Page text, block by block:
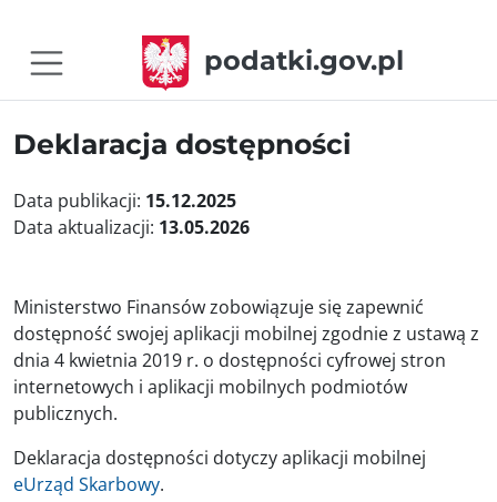
podatki.gov.pl
Deklaracja dostępności
Data publikacji: 15.12.2025
Data aktualizacji: 13.05.2026
Ministerstwo Finansówzobowiązuje się zapewnić
dostępność swojej aplikacji mobilnej zgodnie z ustawą z
dnia 4 kwietnia 2019 r. o dostępności cyfrowej stron
internetowych i aplikacji mobilnych podmiotów
publicznych.
Deklaracja dostępności dotyczy aplikacji mobilnej
eUrząd Skarbowy.